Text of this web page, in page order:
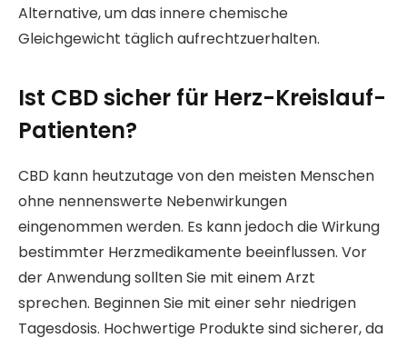
Alternative, um das innere chemische
Gleichgewicht täglich aufrechtzuerhalten.
Ist CBD sicher für Herz-Kreislauf-
Patienten?
CBD kann heutzutage von den meisten Menschen
ohne nennenswerte Nebenwirkungen
eingenommen werden. Es kann jedoch die Wirkung
bestimmter Herzmedikamente beeinflussen. Vor
der Anwendung sollten Sie mit einem Arzt
sprechen. Beginnen Sie mit einer sehr niedrigen
Tagesdosis. Hochwertige Produkte sind sicherer, da